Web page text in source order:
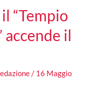
“Tempio
accende il
/ 16 Maggio